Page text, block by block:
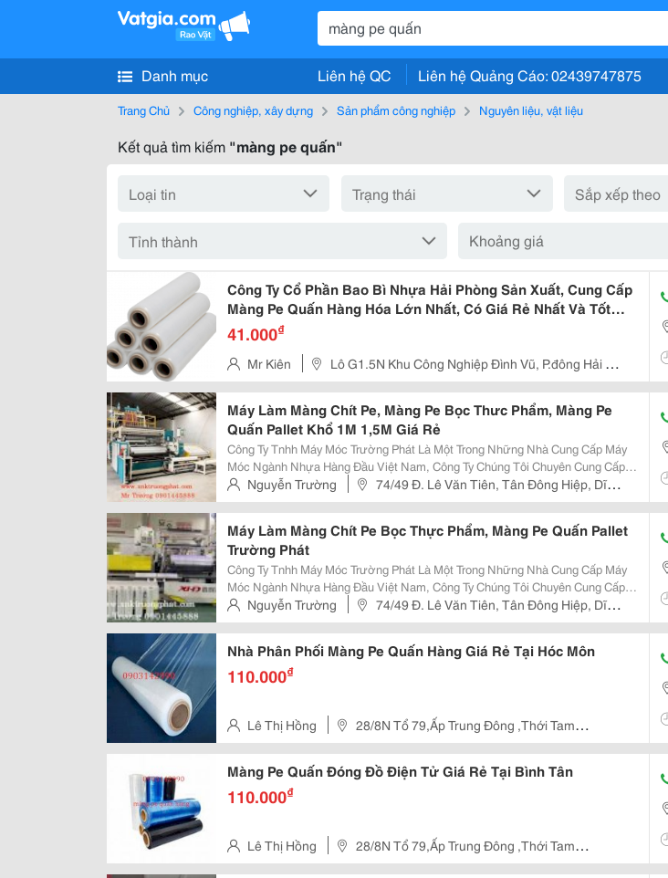
Danh mục Liên hệ QC Liên hệ Quảng Cáo: 02439747875
Trang Chủ Công nghiệp, xây dựng Sản phẩm công nghiệp Nguyên liệu, vật liệu
Kết quả tìm kiếm "màng pe quấn"
Khoảng giá
Công Ty Cổ Phần Bao Bì Nhựa Hải Phòng Sản Xuất, Cung Cấp
Màng Pe Quấn Hàng Hóa Lớn Nhất, Có Giá Rẻ Nhất Và Tốt
Nhất Hải Phòng, Hải Dương, Thái Bình, Quảng Ninh
41.000₫
Mr Kiên
Lô G1.5N Khu Công Nghiệp Đình Vũ, P.đông Hải 2,
Q. Hải An, Tp Hải Phòng
Máy Làm Màng Chít Pe, Màng Pe Bọc Thưc Phẩm, Màng Pe
Quấn Pallet Khổ 1M 1,5M Giá Rẻ
Công Ty Tnhh Máy Móc Trường Phát Là Một Trong Những Nhà Cung Cấp Máy
Móc Ngành Nhựa Hàng Đầu Việt Nam, Công Ty Chúng Tôi Chuyên Cung Cấp
Các Trang Thiết Bị Ngành Nhựa Như: + Máy Hút Định Hình Nhựa Các Loại:
Tpm-D, Tpm-C,, Tự Động, Bán Tự Động,.. +...
Nguyễn Trường
74/49 Đ. Lê Văn Tiên, Tân Đông Hiệp, Dĩ
An, Bình Dương, Việt Nam
Máy Làm Màng Chít Pe Bọc Thực Phẩm, Màng Pe Quấn Pallet
Trường Phát
Công Ty Tnhh Máy Móc Trường Phát Là Một Trong Những Nhà Cung Cấp Máy
Móc Ngành Nhựa Hàng Đầu Việt Nam, Công Ty Chúng Tôi Chuyên Cung Cấp
Các Trang Thiết Bị Ngành Nhựa Như: + Máy Hút Định Hình Nhựa Các Loại:
Tpm-D, Tpm-C,, Tự Động, Bán Tự Động,.. +...
Nguyễn Trường
74/49 Đ. Lê Văn Tiên, Tân Đông Hiệp, Dĩ
An, Bình Dương, Việt Nam
Nhà Phân Phối Màng Pe Quấn Hàng Giá Rẻ Tại Hóc Môn
110.000₫
Lê Thị Hồng
28/8N Tổ 79,Ấp Trung Đông ,Thới Tam
Thôn,Hóc Môn ,
Màng Pe Quấn Đóng Đồ Điện Tử Giá Rẻ Tại Bình Tân
110.000₫
Lê Thị Hồng
28/8N Tổ 79,Ấp Trung Đông ,Thới Tam
Thôn,Hóc Môn ,